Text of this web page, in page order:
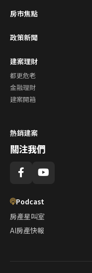
房市焦點
政策新聞
建案理財
都更危老
金融理財
建案開箱
熱銷建案
關注我們
Podcast
房產星叫室
AI房產快報